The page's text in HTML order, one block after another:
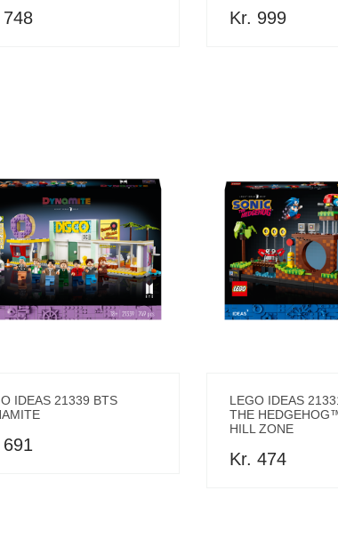
748 Kr. 999
IDEAS 21339 BTS
LEGO IDEAS
THE
HILL ZONE
Kr. 474